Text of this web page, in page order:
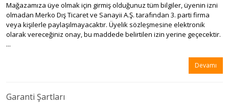
Mağazamıza üye olmak için girmiş olduğunuz tüm bilgiler, üyenin izni
olmadan Merko Dış Ticaret ve Sanayii A.Ş. tarafından 3. parti firma
veya kişilerle paylaşılmayacaktır. Üyelik sözleşmesine elektronik
olarak vereceğiniz onay, bu maddede belirtilen izin yerine geçecektir.
...
Devamı
Garanti Şartları